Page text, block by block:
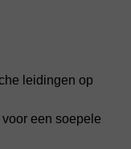
leidingen op
een soepele